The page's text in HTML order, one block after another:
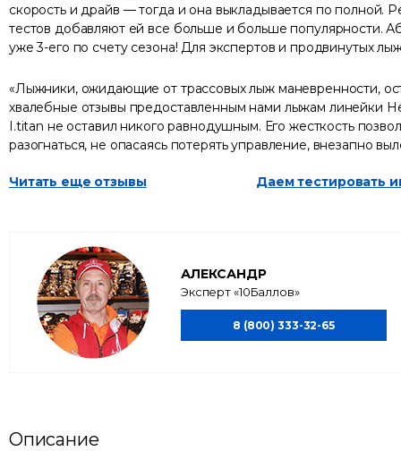
скорость и драйв — тогда и она выкладывается по полной.
тестов добавляют ей все больше и больше популярности.
уже 3-его по счету сезона! Для экспертов и продвинутых
Лыжники, ожидающие от трассовых лыж маневренности,
хвалебные отзывы предоставленным нами лыжам линейки
I.titan не оставил никого равнодушным. Его жесткость
разогнаться, не опасаясь потерять управление, внезапно
Читать еще отзывы Даем тестировать
АЛЕКСАНДР
Эксперт «10Баллов»
8 (800) 333-32-65
Описание